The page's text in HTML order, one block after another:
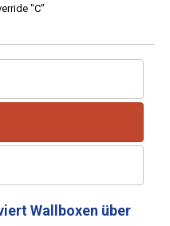
"C"
Wallboxen über